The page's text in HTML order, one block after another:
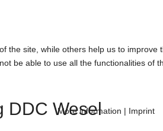
DDC Wesel
site, while others help us to
be able to use all the functionalities of
More information | Imprint